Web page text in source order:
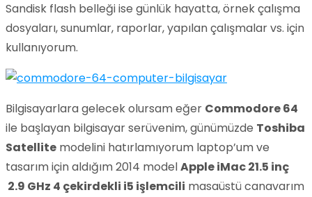
Sandisk flash belleği ise günlük hayatta, örnek çalışma
dosyaları, sunumlar, raporlar, yapılan çalışmalar vs. için
kullanıyorum.
Bilgisayarlara gelecek olursam eğer Commodore 64
ile başlayan bilgisayar serüvenim, günümüzde Toshiba
Satellite modelini hatırlamıyorum laptop’um ve
tasarım için aldığım 2014 modelApple iMac 21.5 inç
2.9 GHz 4 çekirdekli i5 işlemcili masaüstü canavarım